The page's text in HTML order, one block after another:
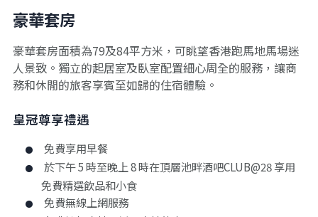
豪華套房
豪華套房面積為79及84平方米，可眺望香港跑馬地馬場迷
人景致。獨立的起居室及臥室配置細心周全的服務，讓商
務和休閒的旅客享賓至如歸的住宿體驗。
皇冠尊享禮遇
免費享用早餐
於下午 5 時至晚上 8 時在頂層池畔酒吧CLUB@28 享用
免費精選飲品和小食
免費無線上網服務